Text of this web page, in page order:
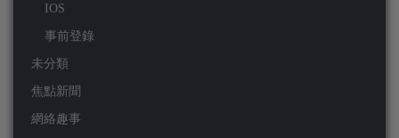
IOS
事前登錄
未分類
焦點新聞
網絡趣事